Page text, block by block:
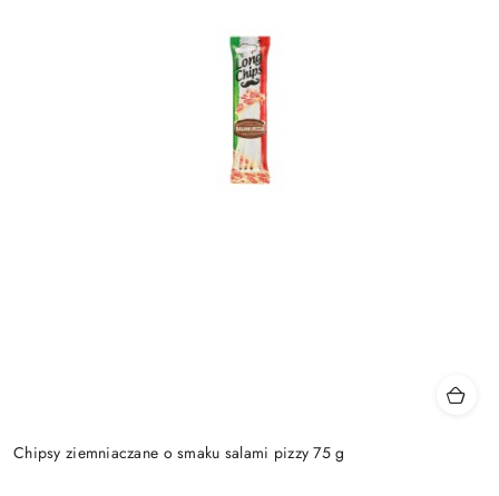
Chipsy ziemniaczane o smaku salami pizzy 75 g